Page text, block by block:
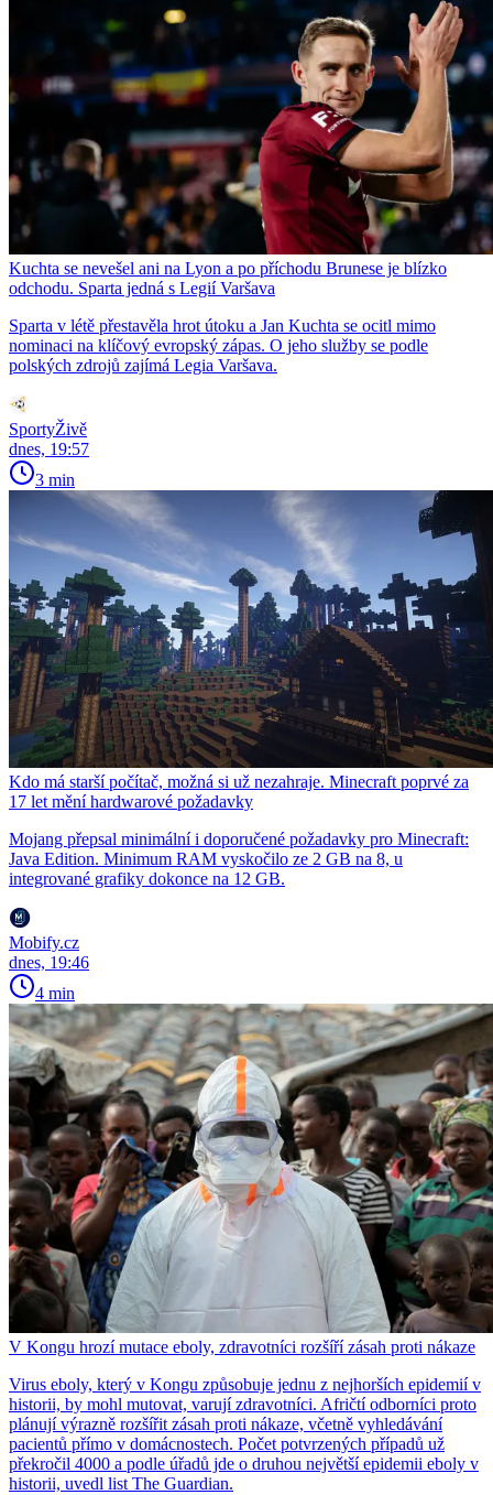
Kuchta se nevešel ani na Lyon a po příchodu Brunese je blízko
odchodu. Sparta jedná s Legií Varšava
Sparta v létě přestavěla hrot útoku a Jan Kuchta se ocitl mimo
nominaci na klíčový evropský zápas. O jeho služby se podle
polských zdrojů zajímá Legia Varšava.
SportyŽivě
dnes, 19:57
3 min
Kdo má starší počítač, možná si už nezahraje. Minecraft poprvé za
17 let mění hardwarové požadavky
Mojang přepsal minimální i doporučené požadavky pro Minecraft:
Java Edition. Minimum RAM vyskočilo ze 2 GB na 8, u
integrované grafiky dokonce na 12 GB.
Mobify.cz
dnes, 19:46
4 min
V Kongu hrozí mutace eboly, zdravotníci rozšíří zásah proti nákaze
Virus eboly, který v Kongu způsobuje jednu z nejhorších epidemií v
historii, by mohl mutovat, varují zdravotníci. Afričtí odborníci proto
plánují výrazně rozšířit zásah proti nákaze, včetně vyhledávání
pacientů přímo v domácnostech. Počet potvrzených případů už
překročil 4000 a podle úřadů jde o druhou největší epidemii eboly v
historii, uvedl list The Guardian.